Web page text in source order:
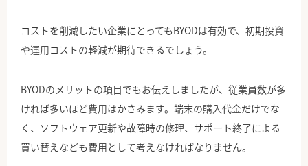
コストを削減したい企業にとってもBYODは有効で、初期投資
や運用コストの軽減が期待できるでしょう。
BYODのメリットの項目でもお伝えしましたが、従業員数が多
ければ多いほど費用はかさみます。端末の購入代金だけでな
く、ソフトウェア更新や故障時の修理、サポート終了による
買い替えなども費用として考えなければなりません。